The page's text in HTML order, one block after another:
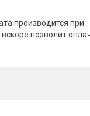
производится при
позволит